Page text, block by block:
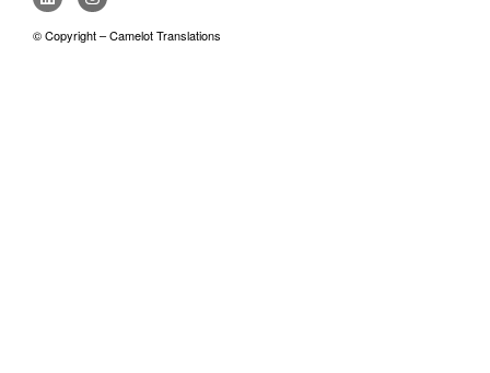
© Copyright – Camelot Translations